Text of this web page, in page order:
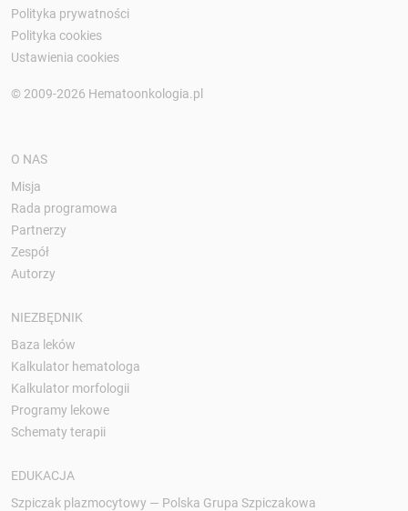
Polityka prywatności
Polityka cookies
Ustawienia cookies
© 2009-2026 Hematoonkologia.pl
O NAS
Misja
Rada programowa
Partnerzy
Zespół
Autorzy
NIEZBĘDNIK
Baza leków
Kalkulator hematologa
Kalkulator morfologii
Programy lekowe
Schematy terapii
EDUKACJA
Szpiczak plazmocytowy — Polska Grupa Szpiczakowa